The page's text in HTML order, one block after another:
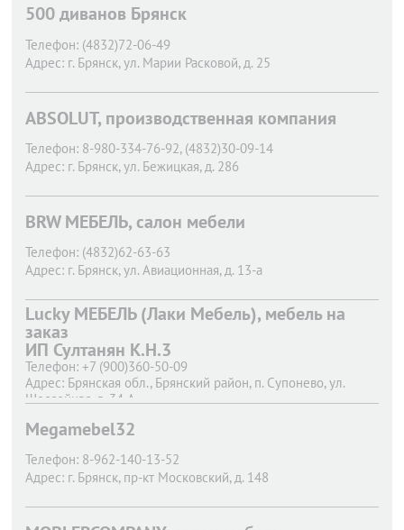
500 диванов Брянск
Телефон: (4832)72-06-49
Адрес: г. Брянск, ул. Марии Расковой, д. 25
ABSOLUT, производственная компания
Телефон: 8-980-334-76-92, (4832)30-09-14
Адрес: г. Брянск, ул. Бежицкая, д. 286
BRW МЕБЕЛЬ, салон мебели
Телефон: (4832)62-63-63
Адрес: г. Брянск, ул. Авиационная, д. 13-а
Lucky МЕБЕЛЬ (Лаки Мебель), мебель на
заказ
ИП Султанян К.Н.3
Телефон: +7 (900)360-50-09
Адрес: Брянская обл., Брянский район, п. Супонево, ул.
Шоссейная, д. 34 А
Megamebel32
Телефон: 8-962-140-13-52
Адрес: г. Брянск, пр-кт Московский, д. 148